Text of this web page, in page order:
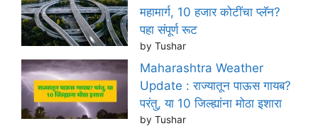
महामार्ग, 10 हजार कोटींचा प्लॅन?
पहा संपूर्ण रूट
by Tushar
Maharashtra Weather
Update : राज्यातून पाऊस गायब?
परंतु, या 10 जिल्ह्यांना मोठा इशारा
by Tushar